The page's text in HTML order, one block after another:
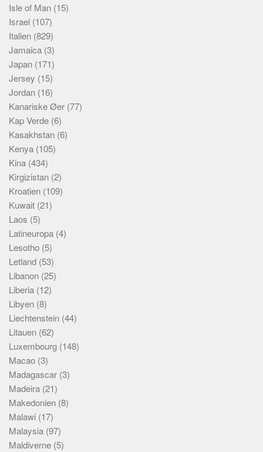
Isle of Man (15)
Israel (107)
Italien (829)
Jamaica (3)
Japan (171)
Jersey (15)
Jordan (16)
Kanariske Øer (77)
Kap Verde (6)
Kasakhstan (6)
Kenya (105)
Kina (434)
Kirgizistan (2)
Kroatien (109)
Kuwait (21)
Laos (5)
Latineuropa (4)
Lesotho (5)
Letland (53)
Libanon (25)
Liberia (12)
Libyen (8)
Liechtenstein (44)
Litauen (62)
Luxembourg (148)
Macao (3)
Madagascar (3)
Madeira (21)
Makedonien (8)
Malawi (17)
Malaysia (97)
Maldiverne (5)